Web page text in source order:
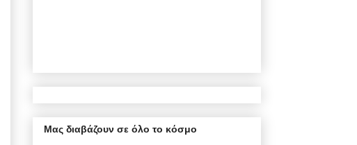
Μας διαβάζουν σε όλο το κόσμο